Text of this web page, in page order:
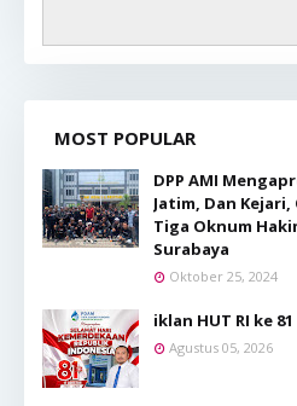
MOST POPULAR
DPP AMI
Jatim, Dan
Tiga Oknum
Surabaya
Oktober 25, 2024
iklan HUT RI ke
Agustus 05, 2026